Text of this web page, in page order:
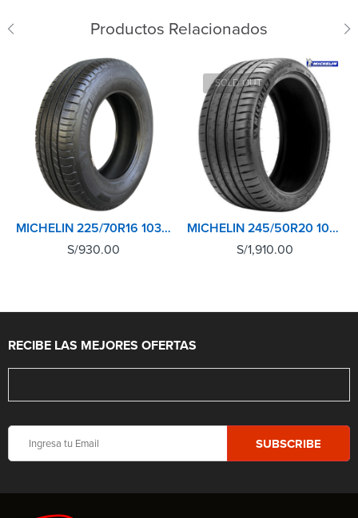
Productos Relacionados
MICHELIN 225/70R16 103H XL TL PRIMACY SUV+
S/930.00
SOLD OUT
MICHELIN 245/50R20 102V TL PILOT SPORT 4 SUV
S/1,910.00
RECIBE LAS MEJORES OFERTAS